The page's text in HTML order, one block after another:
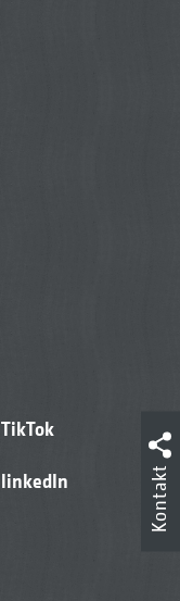
TikTok
linkedIn Kontakt